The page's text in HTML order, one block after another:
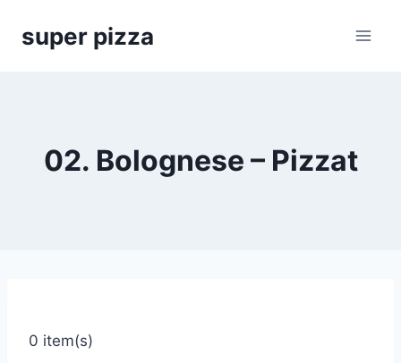
sisältöön
super pizza
02. Bolognese – Pizzat
0 item(s)